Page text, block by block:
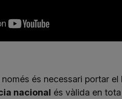
és necessari portar el
nacional és vàlida en